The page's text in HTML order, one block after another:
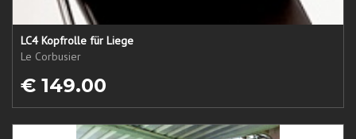
LC4 Kopfrolle für Liege
Le Corbusier
€ 149.00